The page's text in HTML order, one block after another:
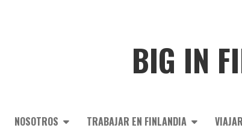
BIG IN
NOSOTROS TRABAJAR EN FINLANDIA